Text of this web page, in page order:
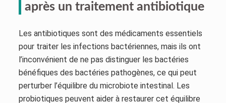
après un traitement antibiotique
Les antibiotiques sont des médicaments essentiels
pour traiter les infections bactériennes, mais ils ont
l’inconvénient de ne pas distinguer les bactéries
bénéfiques des bactéries pathogènes, ce qui peut
perturber l’équilibre du microbiote intestinal. Les
probiotiques peuvent aider à restaurer cet équilibre